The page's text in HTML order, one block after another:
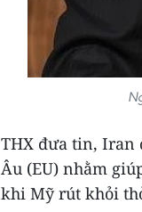
THX đưa tin, Iran
Âu (EU) nhằm
khi Mỹ rút khỏi